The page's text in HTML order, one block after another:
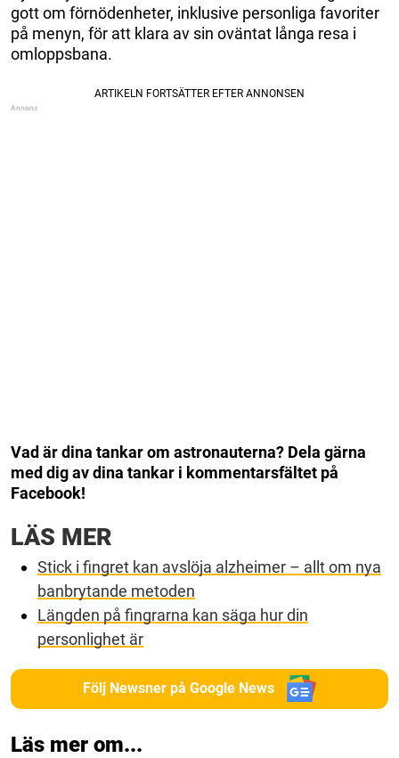
gott om förnödenheter, inklusive personliga favoriter
på menyn, för att klara av sin oväntat långa resa i
omloppsbana.
Vad är dina tankar om astronauterna? Dela gärna
med dig av dina tankar i kommentarsfältet på
Facebook!
LÄS MER
Stick i fingret kan avslöja alzheimer – allt om nya
banbrytande metoden
Längden på fingrarna kan säga hur din
personlighet är
Följ Newsner på Google News
Läs mer om...